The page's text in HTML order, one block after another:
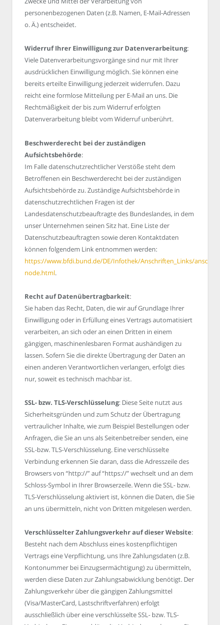
personenbezogenen Daten (z.B. Namen, E-Mail-Adressen
o. Ä.) entscheidet.
Widerruf Ihrer Einwilligung zur Datenverarbeitung:
Viele Datenverarbeitungsvorgänge sind nur mit Ihrer
ausdrücklichen Einwilligung möglich. Sie können eine
bereits erteilte Einwilligung jederzeit widerrufen. Dazu
reicht eine formlose Mitteilung per E-Mail an uns. Die
Rechtmäßigkeit der bis zum Widerruf erfolgten
Datenverarbeitung bleibt vom Widerruf unberührt.
Beschwerderecht bei der zuständigen
Aufsichtsbehörde:
Im Falle datenschutzrechtlicher Verstöße steht dem
Betroffenen ein Beschwerderecht bei der zuständigen
Aufsichtsbehörde zu. Zuständige Aufsichtsbehörde in
datenschutzrechtlichen Fragen ist der
Landesdatenschutzbeauftragte des Bundeslandes, in dem
unser Unternehmen seinen Sitz hat. Eine Liste der
Datenschutzbeauftragten sowie deren Kontaktdaten
können folgendem Link entnommen werden:
https://www.bfdi.bund.de/DE/Infothek/Anschriften_Links/
node.html.
Recht auf Datenübertragbarkeit:
Sie haben das Recht, Daten, die wir auf Grundlage Ihrer
Einwilligung oder in Erfüllung eines Vertrags automatisiert
verarbeiten, an sich oder an einen Dritten in einem
gängigen, maschinenlesbaren Format aushändigen zu
lassen. Sofern Sie die direkte Übertragung der Daten an
einen anderen Verantwortlichen verlangen, erfolgt dies
nur, soweit es technisch machbar ist.
SSL- bzw. TLS-Verschlüsselung: Diese Seite nutzt aus
Sicherheitsgründen und zum Schutz der Übertragung
vertraulicher Inhalte, wie zum Beispiel Bestellungen oder
Anfragen, die Sie an uns als Seitenbetreiber senden, eine
SSL-bzw. TLS-Verschlüsselung. Eine verschlüsselte
Verbindung erkennen Sie daran, dass die Adresszeile des
Browsers von “http://” auf “https://” wechselt und an dem
Schloss-Symbol in Ihrer Browserzeile. Wenn die SSL- bzw.
TLS-Verschlüsselung aktiviert ist, können die Daten, die Sie
an uns übermitteln, nicht von Dritten mitgelesen werden.
Verschlüsselter Zahlungsverkehr auf dieser Website:
Besteht nach dem Abschluss eines kostenpflichtigen
Vertrags eine Verpflichtung, uns Ihre Zahlungsdaten (z.B.
Kontonummer bei Einzugsermächtigung) zu übermitteln,
werden diese Daten zur Zahlungsabwicklung benötigt. Der
Zahlungsverkehr über die gängigen Zahlungsmittel
(Visa/MasterCard, Lastschriftverfahren) erfolgt
ausschließlich über eine verschlüsselte SSL- bzw. TLS-